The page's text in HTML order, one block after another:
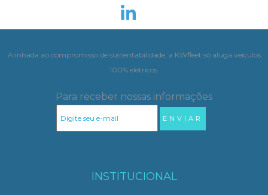
Alinhada ao compromisso de sustentabilidade, a KWfleet só aluga veículos
100% elétricos.
Para receber nossas informações
INSTITUCIONAL